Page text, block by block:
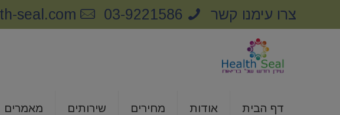
צרו עימנו קשר 03-9221586
seal.com
דף הבית אודות מחירים שירותים מאמרים